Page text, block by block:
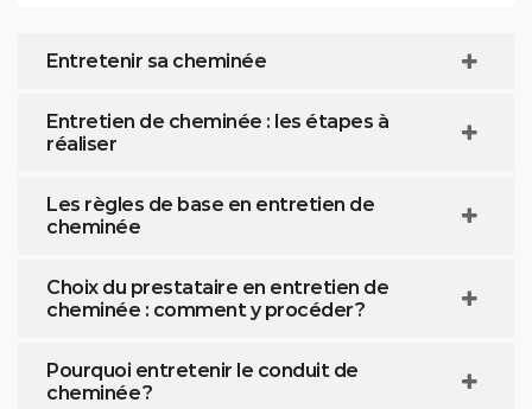
Entretenir sa cheminée
Entretien de cheminée : les étapes à
réaliser
Les règles de base en entretien de
cheminée
Choix du prestataire en entretien de
cheminée : comment y procéder ?
Pourquoi entretenir le conduit de
cheminée ?